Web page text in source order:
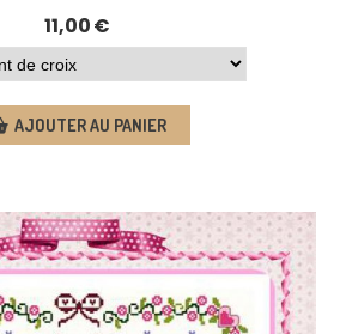
11,00€
AJOUTER AU PANIER